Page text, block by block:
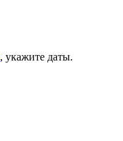
, укажите даты.